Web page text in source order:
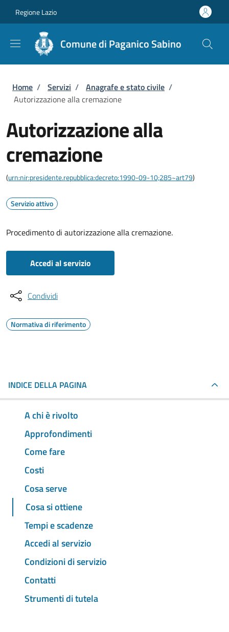
Regione Lazio
Comune di Paganico Sabino
Briciole di pane
Home / Servizi / Anagrafe e stato civile /
Autorizzazione alla cremazione
Autorizzazione alla
cremazione
(urn:nir:presidente.repubblica:decreto:1990-09-10;285~art79)
Servizio attivo
Procedimento di autorizzazione alla cremazione.
Accedi al servizio
Condividi
Normativa di riferimento
INDICE DELLA PAGINA
A chi è rivolto
Approfondimenti
Come fare
Costi
Cosa serve
Cosa si ottiene
Tempi e scadenze
Accedi al servizio
Condizioni di servizio
Contatti
Strumenti di tutela